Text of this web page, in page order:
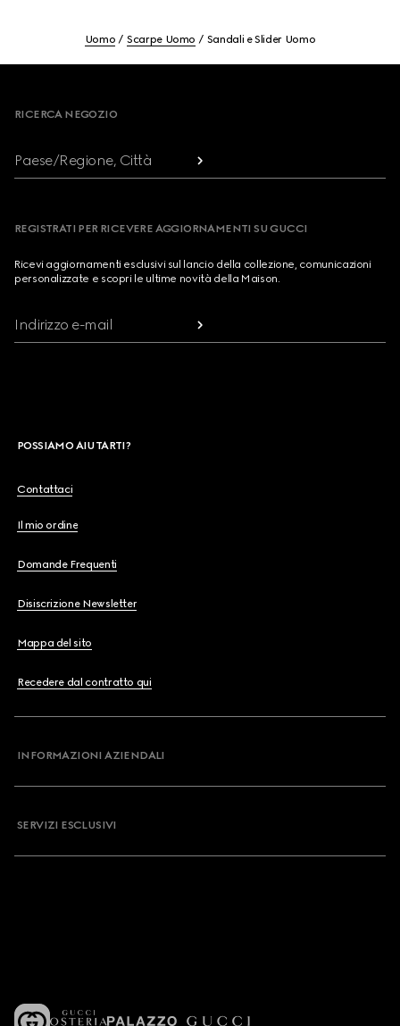
Uomo Scarpe Uomo Sandali e Slider Uomo
RICERCA NEGOZIO
Paese/Regione, Città
REGISTRATI PER RICEVERE AGGIORNAMENTI SU GUCCI
Ricevi aggiornamenti esclusivi sul lancio della collezione, comunicazioni
personalizzate e scopri le ultime novità della Maison.
Indirizzo e-mail
POSSIAMO AIUTARTI?
Contattaci
Il mio ordine
Domande Frequenti
Disiscrizione Newsletter
Mappa del sito
Recedere dal contratto qui
INFORMAZIONI AZIENDALI
SERVIZI ESCLUSIVI